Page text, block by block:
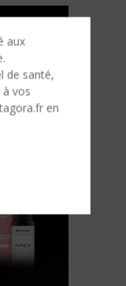
aux
de santé,
vos
en